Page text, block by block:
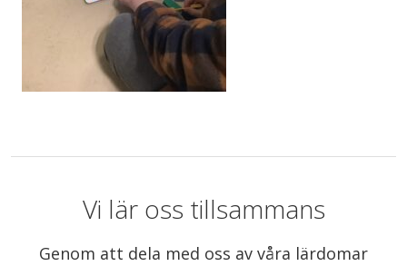
Vi lär oss tillsammans
Genom att dela med oss av våra lärdomar